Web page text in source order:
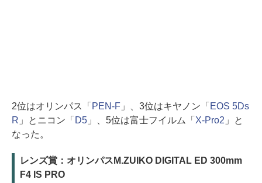
2位はオリンパス「 PEN-F」、3位はキヤノン「 EOS 5Ds
R 」とニコン「 D5」、5位は富士フイルム「 X-Pro2 」と
なった。
レンズ賞：オリンパスM.ZUIKO DIGITAL ED 300mm
F4 IS PRO